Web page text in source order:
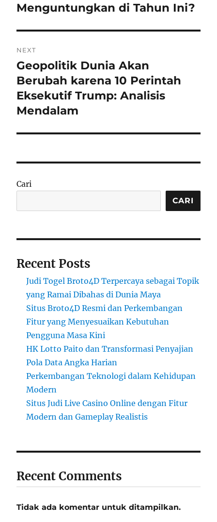
post:
Menguntungkan di Tahun Ini?
NEXT
Next
post:
Geopolitik Dunia Akan
Berubah karena 10 Perintah
Eksekutif Trump: Analisis
Mendalam
Cari
CARI
Recent Posts
Judi Togel Broto4D Terpercaya sebagai Topik
yang Ramai Dibahas di Dunia Maya
Situs Broto4D Resmi dan Perkembangan
Fitur yang Menyesuaikan Kebutuhan
Pengguna Masa Kini
HK Lotto Paito dan Transformasi Penyajian
Pola Data Angka Harian
Perkembangan Teknologi dalam Kehidupan
Modern
Situs Judi Live Casino Online dengan Fitur
Modern dan Gameplay Realistis
Recent Comments
Tidak ada komentar untuk ditampilkan.